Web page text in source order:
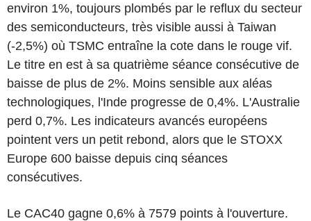
environ 1%, toujours plombés par le reflux du secteur
des semiconducteurs, très visible aussi à Taiwan
(-2,5%) où TSMC entraîne la cote dans le rouge vif.
Le titre en est à sa quatrième séance consécutive de
baisse de plus de 2%. Moins sensible aux aléas
technologiques, l'Inde progresse de 0,4%. L'Australie
perd 0,7%. Les indicateurs avancés européens
pointent vers un petit rebond, alors que le STOXX
Europe 600 baisse depuis cinq séances
consécutives.
Le CAC40 gagne 0,6% à 7579 points à l'ouverture.